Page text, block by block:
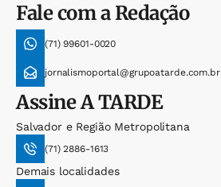
Fale com a Redação
(71) 99601-0020
jornalismoportal@grupoatarde.com.br
AssineA TARDE
Salvador e Região Metropolitana
(71) 2886-1613
Demais localidades